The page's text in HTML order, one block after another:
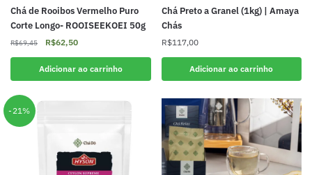
Chá de Rooibos Vermelho Puro
Corte Longo- ROOISEEKOEI 50g
R$69,45
O
original
era:
R$62,50O
atual
é:
Adicionar ao carrinho
Chá Preto a Granel (1kg) | Amaya
Chás
R$117,00
Adicionar ao carrinho
-21%